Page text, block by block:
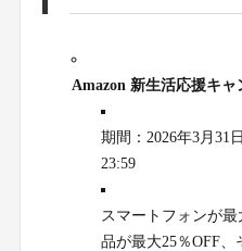
Amazon 新生活応援キャ
期間：2026年3月31
23:59
スマートフォンが
品が最大25％OFF